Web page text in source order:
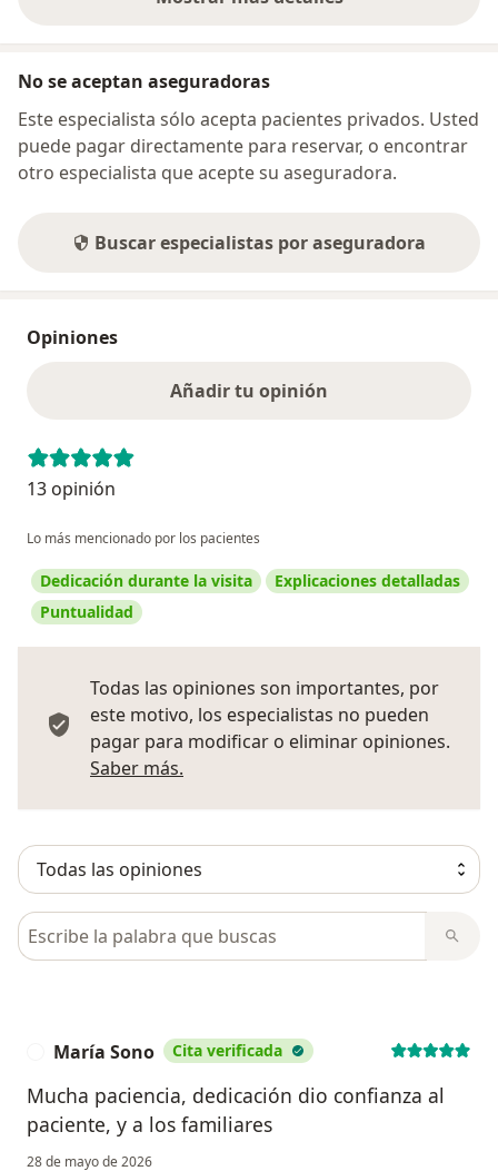
sobre la dirección
No se aceptan aseguradoras
Este especialista sólo acepta pacientes privados. Usted
puede pagar directamente para reservar, o encontrar
otro especialista que acepte su aseguradora.
Buscar especialistas por aseguradora
Opiniones
Añadir tu opinión
13 opinión
Lo más mencionado por los pacientes
Dedicación durante la visita
Explicaciones detalladas
Puntualidad
Todas las opiniones son importantes, por
este motivo, los especialistas no pueden
pagar para modificar o eliminar opiniones.
Saber más.
Busca en opiniones
María Sono Cita verificada
Mucha paciencia, dedicación dio confianza al
paciente, y a los familiares
28 de mayo de 2026